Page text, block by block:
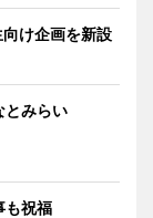
け企画を新設
みらい
祝福